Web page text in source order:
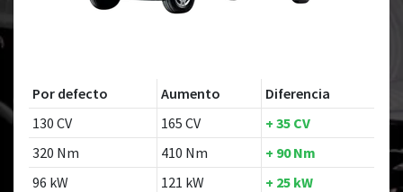
Por defecto Aumento
Diferencia
130 CV
165 CV
+ 35 CV
320 Nm
410 Nm
+ 90 Nm
96 kW
121 kW + 25 kW